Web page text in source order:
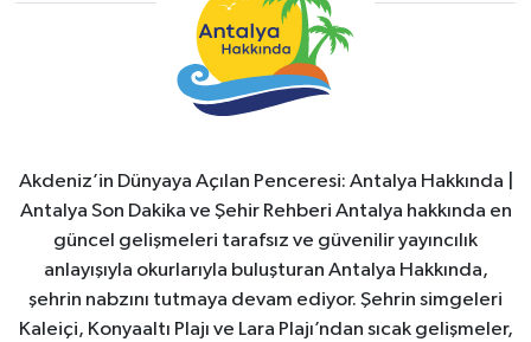
Akdeniz’in Dünyaya Açılan Penceresi: Antalya Hakkında |
Antalya Son Dakika ve Şehir Rehberi Antalya hakkında en
güncel gelişmeleri tarafsız ve güvenilir yayıncılık
anlayışıyla okurlarıyla buluşturan Antalya Hakkında,
şehrin nabzını tutmaya devam ediyor. Şehrin simgeleri
Kaleiçi, Konyaaltı Plajı ve Lara Plajı’ndan sıcak gelişmeler,